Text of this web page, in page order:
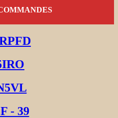
- 39